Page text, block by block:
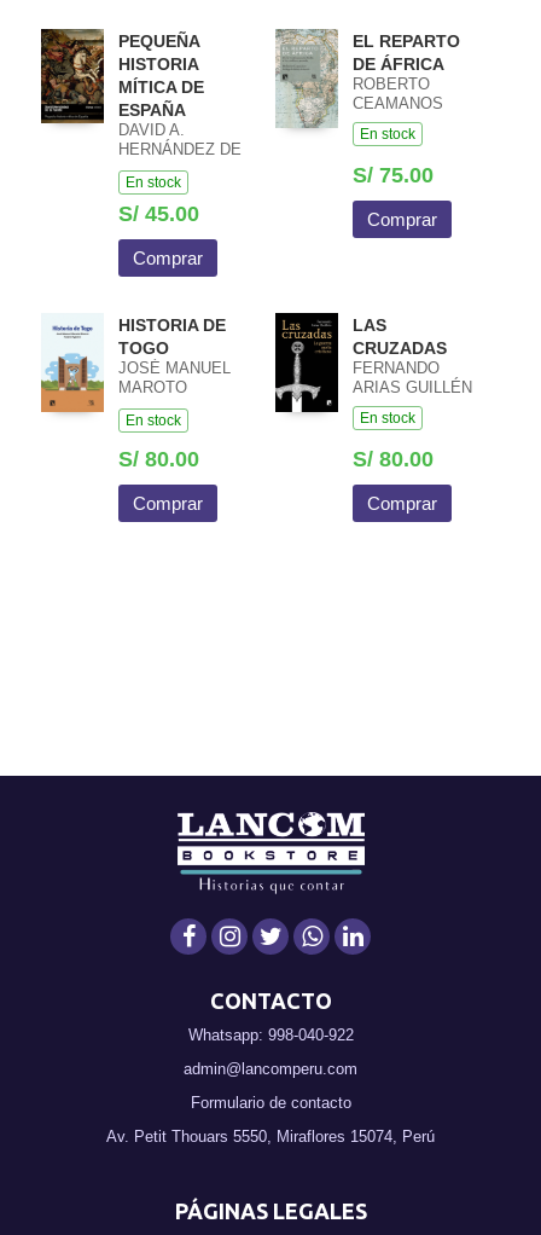
PEQUEÑA
HISTORIA
MÍTICA DE
ESPAÑA
DAVID A.
HERNÁNDEZ DE
LA FUENTE
En stock
S/ 45.00
Comprar
EL REPARTO
DE ÁFRICA
ROBERTO
CEAMANOS
En stock
S/ 75.00
Comprar
HISTORIA DE
TOGO
JOSÉ MANUEL
MAROTO
BLANCO /
KWAMI AGBEVE
En stock
S/ 80.00
Comprar
LAS
CRUZADAS
FERNANDO
ARIAS GUILLÉN
En stock
S/ 80.00
Comprar
CONTACTO
Whatsapp: 998-040-922
admin@lancomperu.com
Formulario de contacto
Av. Petit Thouars 5550, Miraflores 15074, Perú
PÁGINAS LEGALES